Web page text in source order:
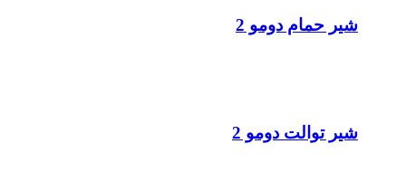
شیر حمام دومو 2
شیر توالت دومو 2